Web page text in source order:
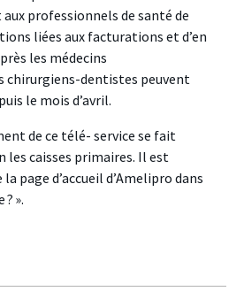
professionnels de santé de
liées aux facturations et d’en
les médecins
chirurgiens-dentistes peuvent
le mois d’avril.
de ce télé- service se fait
les caisses primaires. Il est
page d’accueil d’Amelipro dans
».